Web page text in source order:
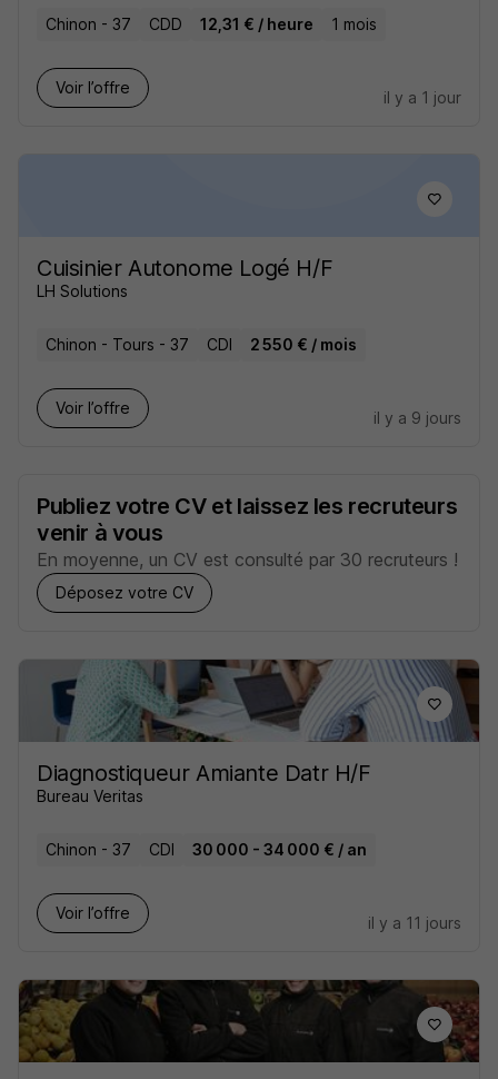
Chinon - 37 CDD 12,31 € / heure 1 mois
Voir l’offre
il y a 1 jour
Cuisinier Autonome Logé H/F
LH Solutions
Chinon - Tours - 37 CDI 2 550 € / mois
Voir l’offre
il y a 9 jours
Publiez votre CV et laissez les recruteurs
venir à vous
En moyenne, un CV est consulté par 30 recruteurs !
Déposez votre CV
Diagnostiqueur Amiante Datr H/F
Bureau Veritas
Chinon - 37 CDI 30 000 - 34 000 € / an
Voir l’offre
il y a 11 jours